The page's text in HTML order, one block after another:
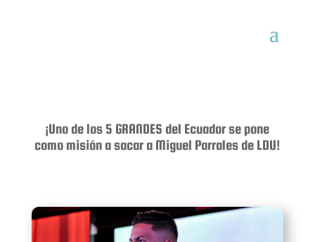
¡Uno de los 5 GRANDES del Ecuador se pone
como misión a sacar a Miguel Parrales de LDU!